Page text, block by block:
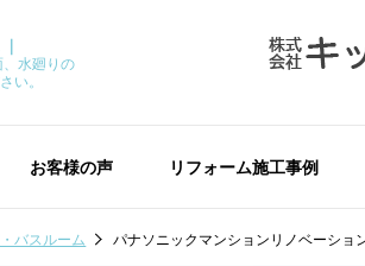
水廻りの
い。
お客様の声 リフォーム施工事例
バスルーム パナソニックマンションリノベーショ